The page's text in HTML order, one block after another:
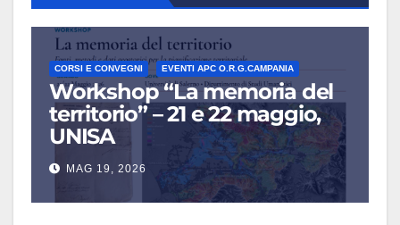
CORSI E CONVEGNI EVENTI APC O.R.G.CAMPANIA
Workshop “La memoria del
territorio” – 21 e 22 maggio,
UNISA
MAG 19, 2026